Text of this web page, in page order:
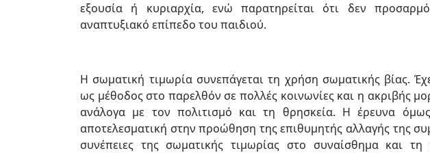
εξουσία ή κυριαρχία, ενώ παρατηρείται ότι δεν
αναπτυξιακό επίπεδο του παιδιού.
Η σωματική τιμωρία συνεπάγεται τη χρήση σωματικής βίας.
ως μέθοδος στο παρελθόν σε πολλές κοινωνίες και η ακριβής
ανάλογα με τον πολιτισμό και τη θρησκεία. Η έρευνα όμως
αποτελεσματική στην προώθηση της επιθυμητής αλλαγής της
συνέπειες της σωματικής τιμωρίας στο συναίσθημα και